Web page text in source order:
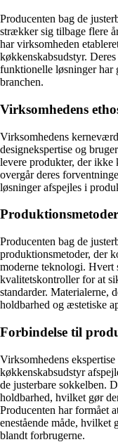
Producenten bag de
strækker sig tilbage flere
har virksomheden
køkkenskabsudstyr.
funktionelle løsninger har
branchen.
Virksomhedens
Virksomhedens
designekspertise og
levere produkter, der ikke
overgår deres
løsninger afspejles i
Produktionsmetoder
Producenten bag de
produktionsmetoder, der
moderne teknologi. Hvert
kvalitetskontroller for at
standarder. Materialerne,
holdbarhed og æstetiske
Forbindelse til
Virksomhedens
køkkenskabsudstyr
de justerbare sokkelben.
holdbarhed, hvilket gør
Producenten har formået
enestående måde,
blandt forbrugerne.